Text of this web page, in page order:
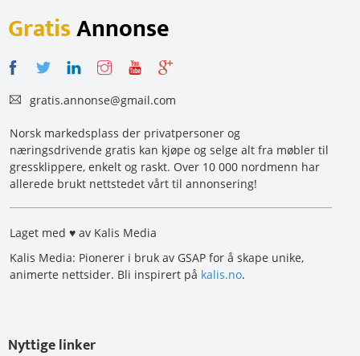
GratisAnnonse
gratis.annonse@gmail.com
Norsk markedsplass der privatpersoner og
næringsdrivende gratis kan kjøpe og selge alt fra møbler til
gressklippere, enkelt og raskt. Over 10 000 nordmenn har
allerede brukt nettstedet vårt til annonsering!
Laget med ♥ av Kalis Media
Kalis Media: Pionerer i bruk av GSAP for å skape unike,
animerte nettsider. Bli inspirert på kalis.no.
Nyttige linker